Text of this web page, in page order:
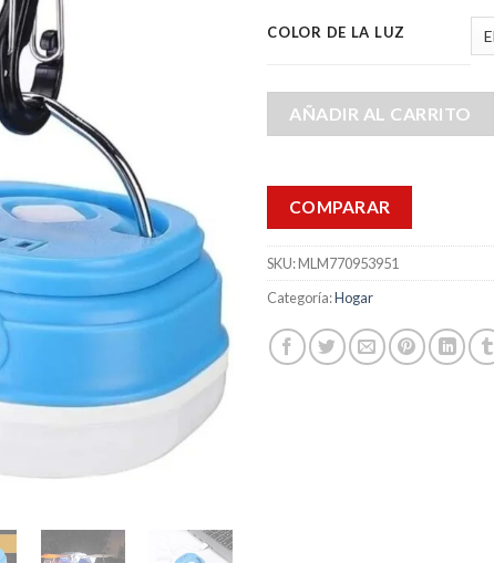
COLOR DE LA LUZ
AÑADIR AL CARRITO
COMPARAR
SKU:MLM770953951
Categoría:Hogar